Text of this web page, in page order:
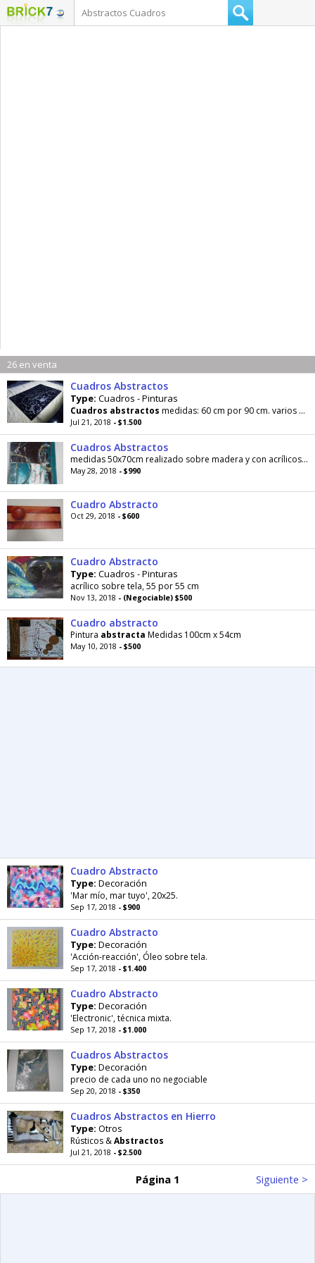
26 en venta
Cuadros Abstractos
Type: Cuadros - Pinturas
Cuadros abstractos medidas: 60 cm por 90 cm. varios modelos. Rústicos y
Jul 21, 2018 - $1.500
Cuadros Abstractos
medidas 50x70cm realizado sobre madera y con acrílicos de alta calidad, cuenta con texturas y relieves
May 28, 2018 - $990
Cuadro Abstracto
Oct 29, 2018 - $600
Cuadro Abstracto
Type: Cuadros - Pinturas
acrílico sobre tela, 55 por 55 cm
Nov 13, 2018 - (Negociable) $500
Cuadro abstracto
Pintura abstracta Medidas 100cm x 54cm
May 10, 2018 - $500
Cuadro Abstracto
Type: Decoración
'Mar mío, mar tuyo', 20x25.
Sep 17, 2018 - $900
Cuadro Abstracto
Type: Decoración
'Acción-reacción', Óleo sobre tela.
Sep 17, 2018 - $1.400
Cuadro Abstracto
Type: Decoración
'Electronic', técnica mixta.
Sep 17, 2018 - $1.000
Cuadros Abstractos
Type: Decoración
precio de cada uno no negociable
Sep 20, 2018 - $350
Cuadros Abstractos en Hierro
Type: Otros
Rústicos &Abstractos
Jul 21, 2018 - $2.500
Página 1 Siguiente >